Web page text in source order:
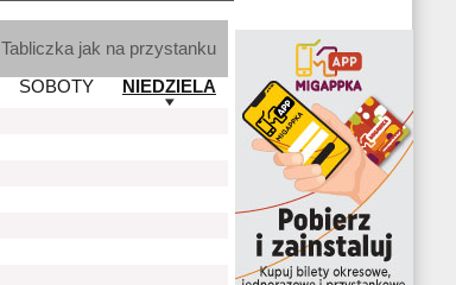
Tabliczka jak na przystanku
SOBOTY
NIEDZIELA